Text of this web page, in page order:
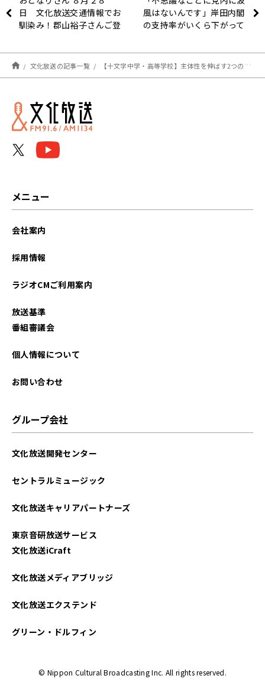
日 文化放送交通情報でお
馴染み！郡山裕子さんご登
風はないんです」岸田内閣
の支持率がいくら下がって
とは？
文化放送の記事一覧 【十文字中学・高等学校】主体性を伸ばす2つのコツ「興味関心の種まき」と「自分で決める」横尾 康治校長先生
メニュー
会社案内
採用情報
ラジオCMご利用案内
放送基準
番組審議会
個人情報について
お問い合わせ
グループ会社
文化放送開発センター
セントラルミュージック
文化放送キャリアパートナーズ
東京音研放送サービス
文化放送iCraft
文化放送メディアブリッジ
文化放送エクステンド
グリーン・ドルフィン
© Nippon Cultural Broadcasting Inc. All rights reserved.